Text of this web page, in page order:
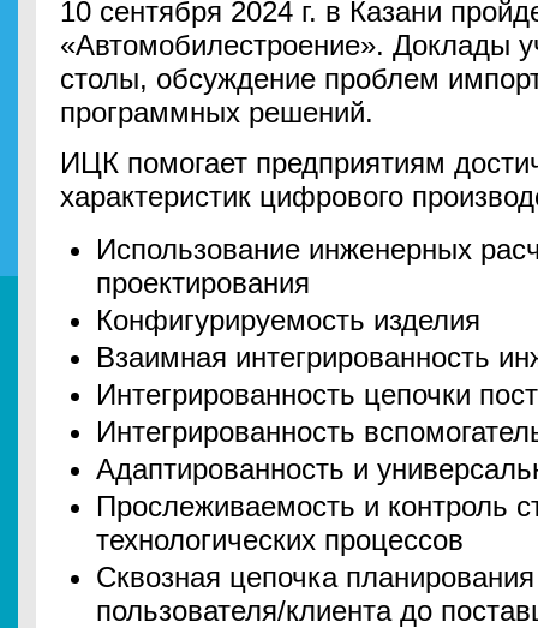
10 сентября 2024 г. в Казани
«Автомобилестроение». Доклады
столы, обсуждение проблем
программных решений.
ИЦК помогает предприятиям
характеристик цифрового
Использование инженерных
проектирования
Конфигурируемость изделия
Взаимная интегрированность
Интегрированность цепочки
Интегрированность
Адаптированность и
Прослеживаемость и контроль
технологических процессов
Сквозная цепочка
пользователя/клиента до